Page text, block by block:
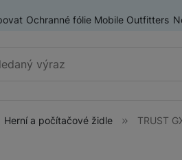
Ochranné fólie Mobile Outfitters
Herní a počítačové židle TRUST